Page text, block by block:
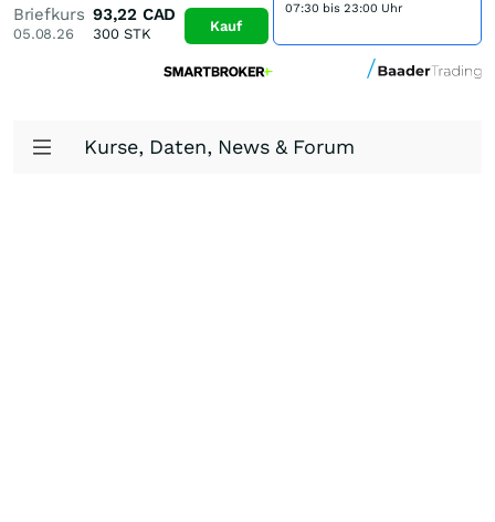
Briefkurs
05.08.26
93,22 CAD
300STK Kauf
07:30 bis 23:00 Uhr
Kurse, Daten, News & Forum